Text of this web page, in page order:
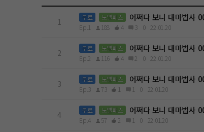
1 무료 노벨패스 어쩌다 보니 대마법사
Ep.1 188 4 3 0 22.01.20
2 무료 노벨패스 어쩌다 보니 대마법사
Ep.2 116 4 2 0 22.01.20
3 무료 노벨패스 어쩌다 보니 대마법사
Ep.3 73 1 1 0 22.01.20
4 무료 노벨패스 어쩌다 보니 대마법사
Ep.4 57 2 1 0 22.01.20